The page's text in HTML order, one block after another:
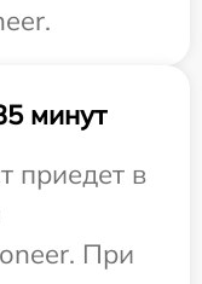
минут
приедет в
При